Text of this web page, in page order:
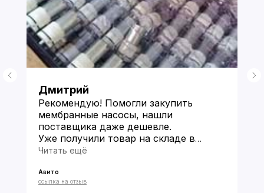
Дмитрий
Рекомендую! Помогли закупить
мембранные насосы, нашли
поставщика даже дешевле.
Уже получили товар на складе в
Китае и прислали фото по моей
★★★★★
Читать ещё
Авито
ссылка на отзыв